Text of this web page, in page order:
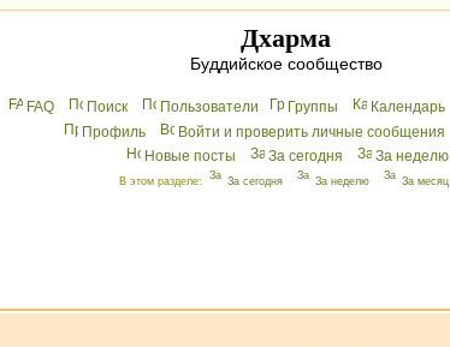
Дхарма
Буддийское сообщество
FAQ Поиск Пользователи Группы Календарь
Профиль
Войти и проверить личные сообщения
Новые посты
За сегодня За неделю
В этом разделе: За сегодня За неделю За месяц